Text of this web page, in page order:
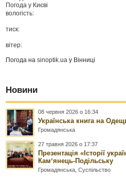
Погода у Києві
вологість:
тиск:
вітер:
Погода наsinoptik.ua у Вінниці
Новини
08 червня 2026 о 16:34
Українська книга на
Громадянська
27 травня 2026 о 17:37
Презентація «Історії
Камʼянець-Подільську
Громадянська,Суспільство